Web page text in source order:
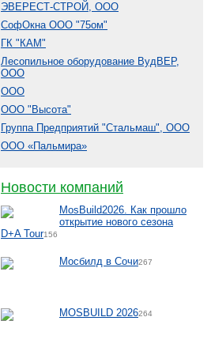
ЭВЕРЕСТ-СТРОЙ, ООО
СофОкна ООО "75ом"
ГК "КАМ"
Лесопильное оборудование ВудВЕР,
ООО
ООО
ООО "Высота"
Группа Предприятий "Стальмаш", ООО
ООО «Пальмира»
Новости компаний
MosBuild2026. Как прошло
открытие нового сезона
D+A Tour156
Мосбилд в Сочи267
MOSBUILD 2026264